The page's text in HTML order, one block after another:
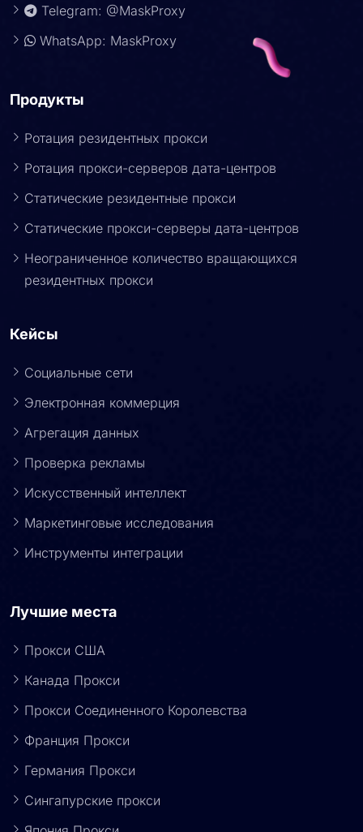
Электронная почта:support@maskproxy.io
Telegram: @MaskProxy
Продукты
Ротация резидентных прокси
Ротация прокси-серверов дата-центров
Статические резидентные прокси
Статические прокси-серверы дата-центров
Неограниченное количество вращающихся
Кейсы
Социальные сети
Электронная коммерция
Агрегация данных
Проверка рекламы
Искусственный интеллект
Маркетинговые исследования
Лучшие места
Прокси США
Канада Прокси
Прокси Соединенного Королевства
Франция Прокси
Германия Прокси